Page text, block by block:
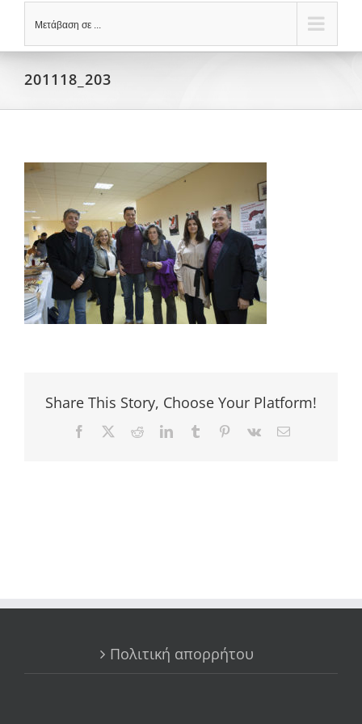
Μετάβαση σε ...
201118_203
Share This Story, Choose Your Platform!
Facebook RedditLinkedInTumblr Pinterest
Vk Email
Πολιτική απορρήτου